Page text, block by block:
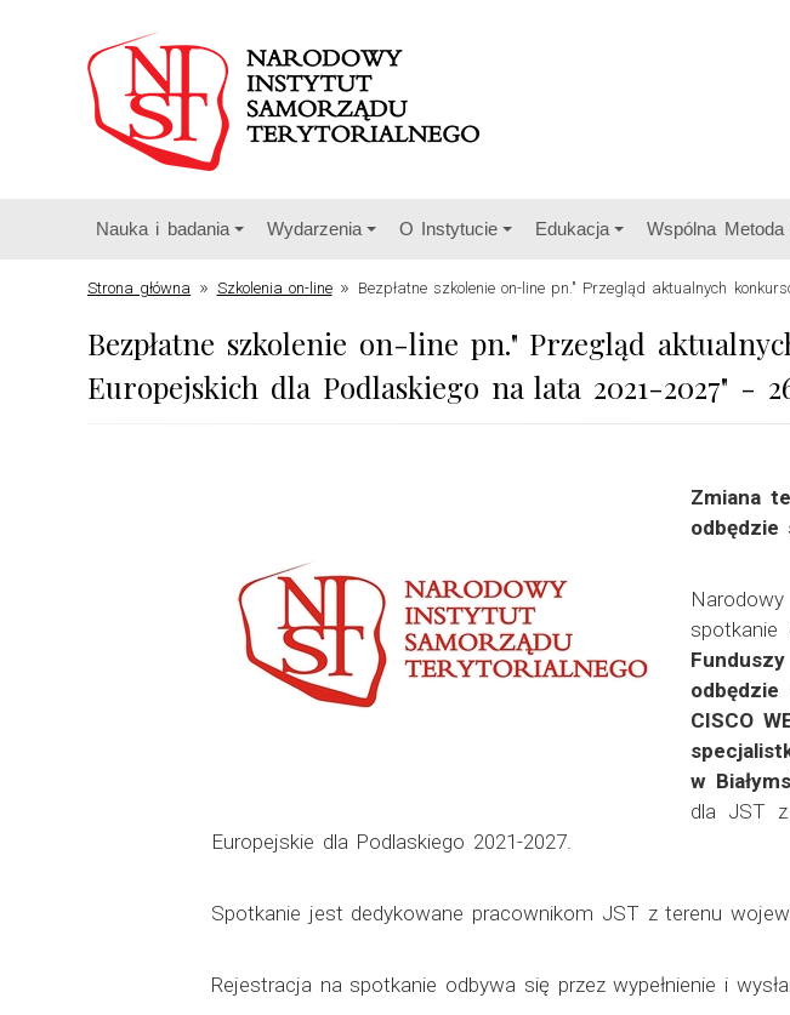
Nauka i badania Wydarzenia O Instytucie Edukacja Wspólna
Strona główna » Szkolenia on-line» Bezpłatne szkolenie on-line pn." Przegląd aktualnych
Bezpłatne szkolenie on-line pn." Przegląd
Europejskich dla Podlaskiego na lata 2021-2027" -
Zmiana
odbędzie
spotkanie
CISCO
w
dla JST z
Europejskie dla Podlaskiego 2021-2027.
Spotkanie jest dedykowane pracownikom JST z terenu
Rejestracja na spotkanie odbywa się przez wypełnienie i